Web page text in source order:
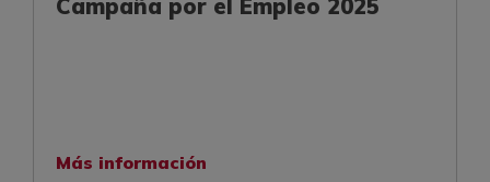
Campaña por el Empleo 2025
Más información